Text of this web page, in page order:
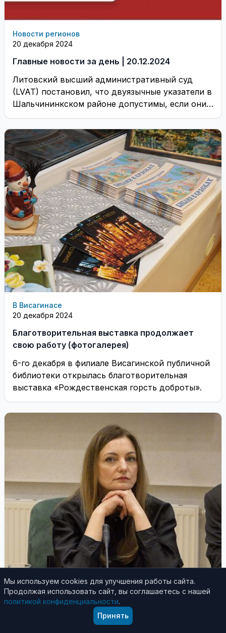
Новости регионов
20 декабря 2024
Главные новости за день | 20.12.2024
Литовский высший административный суд
(LVAT) постановил, что двуязычные указатели в
Шальчининкском районе допустимы, если они
предоставляют информацию как местным
жителям, ...
В Висагинасе
20 декабря 2024
Благотворительная выставка продолжает
свою работу (фотогалерея)
6-го декабря в филиале Висагинской публичной
библиотеки открылась благотворительная
выставка «Рождественская горсть доброты».
В Висагинасе
20 декабря 2024
Педагогу Висагинской академии искусств
Мы используем cookies для улучшения работы сайта.
Продолжая использовать сайт, вы соглашаетесь с нашей
политикой конфиденциальности.
Принять